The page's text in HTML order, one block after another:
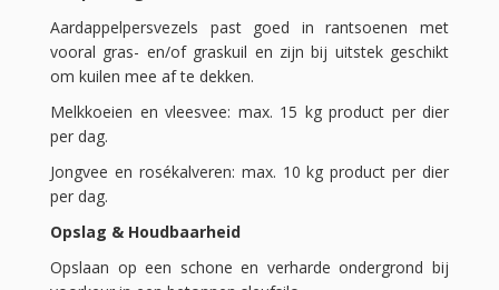
Aardappelpersvezels past goed in rantsoenen met
vooral gras- en/of graskuil en zijn bij uitstek geschikt
om kuilen mee af te dekken.
Melkkoeien en vleesvee: max. 15 kg product per dier
per dag.
Jongvee en rosékalveren: max. 10 kg product per dier
per dag.
Opslag & Houdbaarheid
Opslaan op een schone en verharde ondergrond bij